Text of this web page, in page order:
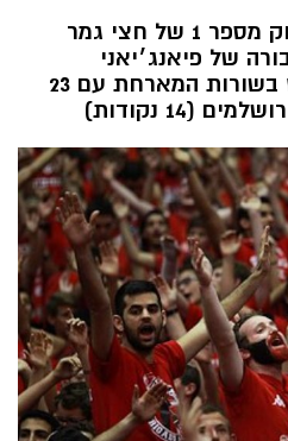
שלושה ימים לפני משחק מספר 1 של חצי גמר
של פיאנג׳יאני
בת״א. תומר גינת בלט בשורות המארחת עם 23
(14 נקודות)